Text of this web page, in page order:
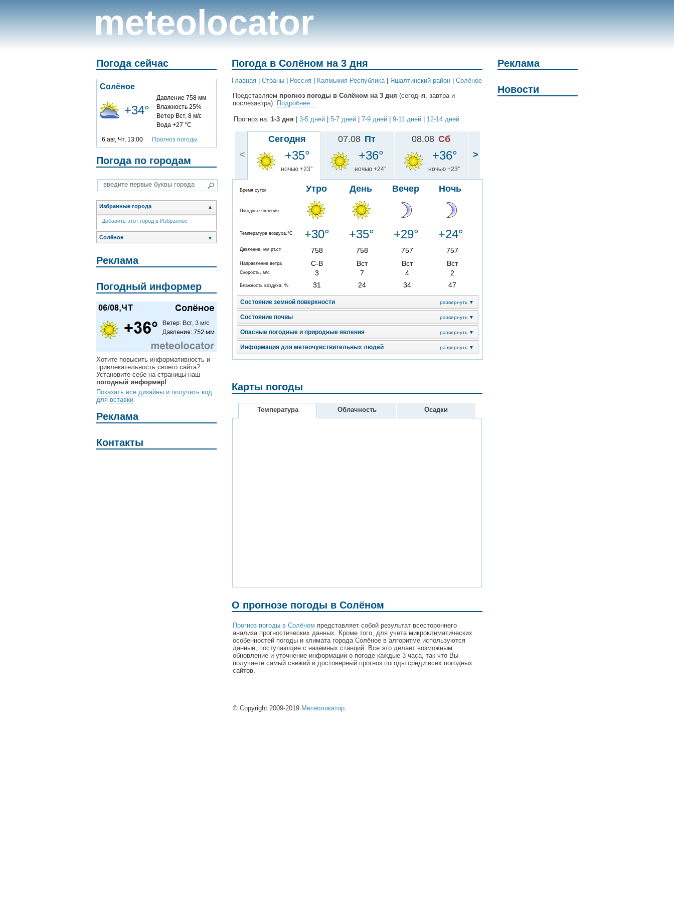
meteolocator
Погода сейчас
Солёное
+34°
Давление 758 мм
Влажность 25%
Ветер Вст, 8 м/с
Вода +27 °C
6 авг, Чт, 13:00 Прогноз погоды
Погода по городам
Избранные города ▲
Добавить этот город в Избранное
Солёное ▼
Реклама
Погодный информер
Хотите повысить информативность и
привлекательность своего сайта?
Установите себе на страницы наш
погодный информер!
Показать все дизайны и получить код
для вставки
Реклама
Контакты
Погода в Солёном на 3 дня
Главная Cтраны Россия Калмыкия Республика| Яшалтинский район
Солёное
Представляем прогноз погоды в Солёном на 3 дня (сегодня, завтра и
послезавтра). Подробнее...
Прогноз на: 1-3 дня 3-5 дней 5-7 дней 7-9 дней 9-11 дней 12-14 дней
<
Сегодня
+35°
ночью +23°
Время суток Утро День Вечер Ночь
Погодные явления
Температура воздуха,°C +30° +35° +29° +24°
Давление, мм рт.ст. 758 758 757 757
Направление ветра С-В Вст Вст Вст
Скорость, м/с 3 7 4 2
Влажность воздуха, % 31 24 34 47
Состояние земной поверхности развернуть ▼
Состояние почвы развернуть ▼
Опасные погодные и природные явления развернуть ▼
Информация для метеочувствительных людей развернуть ▼
07.08 Пт
+36°
ночью +24°
08.08 Сб
+36°
ночью +23°
>
Карты погоды
Температура Облачность Осадки
О прогнозе погоды в Солёном
Прогноз погоды в Солёном представляет собой результат всестороннего
анализа прогностических данных. Кроме того, для учета микроклиматических
особенностей погоды и климата города Солёное в алгоритме используются
данные, поступающие с наземных станций. Все это делает возможным
обновление и уточнение информации о погоде каждые 3 часа, так что Вы
получаете самый свежий и достоверный прогноз погоды среди всех погодных
сайтов.
© Copyright 2009-2019 Метеолокатор
Реклама
Новости